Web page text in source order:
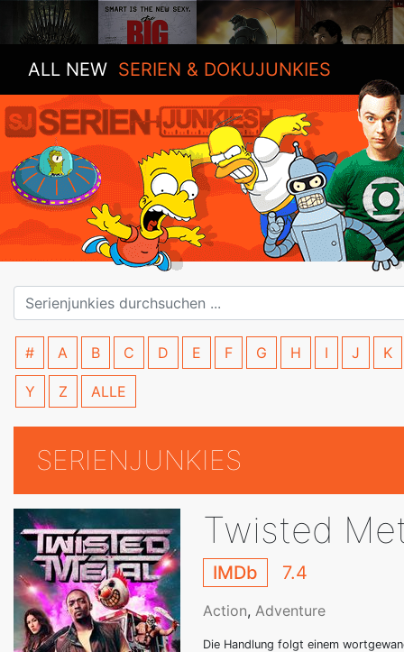
ALL NEW SERIEN & DOKUJUNKIES
# A B C D E F G H I J K
Y Z ALLE
SERIENJUNKIES
Twisted
IMDb 7.4
Action, Adventure
Die Handlung folgt einem